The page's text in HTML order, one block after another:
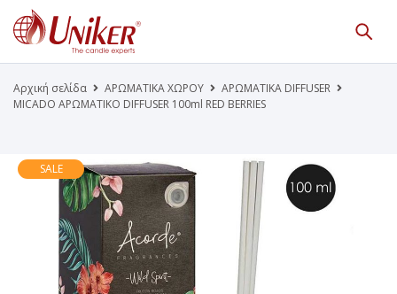
Κατάλογος Προϊόντων
Γίνε Συνεργάτης μας
Το Uniker.grαπευθύνεται μόνο σε εμπόρους
Αρχική σελίδα ΑΡΩΜΑΤΙΚΑ ΧΩΡΟΥ
ΑΡΩΜΑΤΙΚΑ DIFFUSER
MICADO ΑΡΩΜΑΤΙΚΟ DIFFUSER 100ml RED BERRIES
SALE